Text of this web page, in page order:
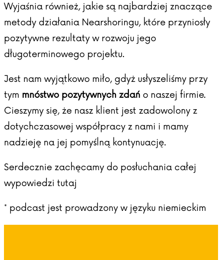
Wyjaśnia również, jakie są najbardziej znaczące
metody działania Nearshoringu, które przyniosły
pozytywne rezultaty w rozwoju jego
długoterminowego projektu.
Jest nam wyjątkowo miło, gdyż usłyszeliśmy przy
tym mnóstwo pozytywnych zdań o naszej firmie.
Cieszymy się, że nasz klient jest zadowolony z
dotychczasowej współpracy z nami i mamy
nadzieję na jej pomyślną kontynuację.
Serdecznie zachęcamy do posłuchania całej
wypowiedzi tutaj
* podcast jest prowadzony w języku niemieckim